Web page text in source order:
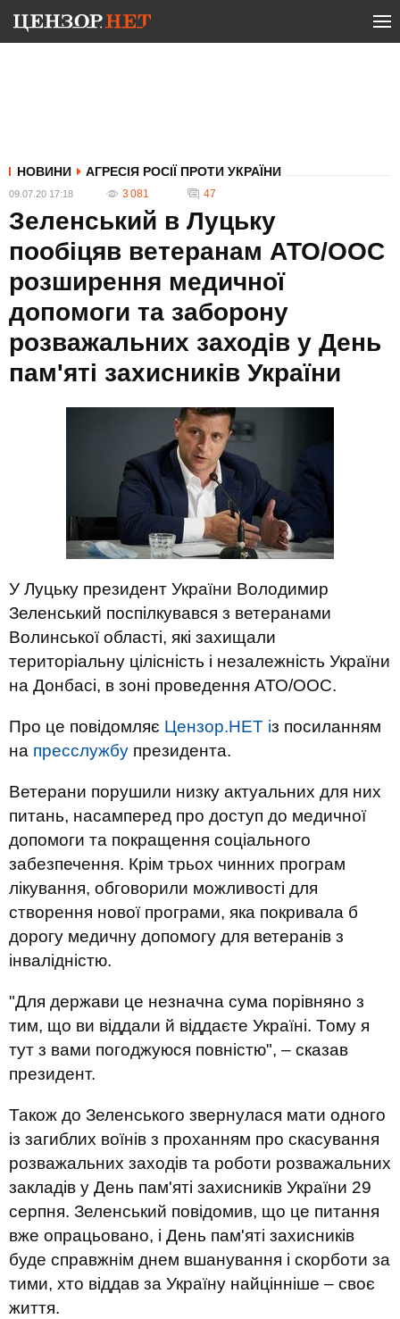
НОВИНИ АГРЕСІЯ РОСІЇ ПРОТИ УКРАЇНИ
09.07.20 17:18 3 081 47
Зеленський в Луцьку
пообіцяв ветеранам АТО/ООС
розширення медичної
допомоги та заборону
розважальних заходів у День
пам'яті захисників України
У Луцьку президент України Володимир
Зеленський поспілкувався з ветеранами
Волинської області, які захищали
територіальну цілісність і незалежність України
на Донбасі, в зоні проведення АТО/ООС.
Про це повідомляє Цензор.НЕТ із посиланням
на пресслужбу президента.
Ветерани порушили низку актуальних для них
питань, насамперед про доступ до медичної
допомоги та покращення соціального
забезпечення. Крім трьох чинних програм
лікування, обговорили можливості для
створення нової програми, яка покривала б
дорогу медичну допомогу для ветеранів з
інвалідністю.
"Для держави це незначна сума порівняно з
тим, що ви віддали й віддаєте Україні. Тому я
тут з вами погоджуюся повністю", – сказав
президент.
Також до Зеленського звернулася мати одного
із загиблих воїнів з проханням про скасування
розважальних заходів та роботи розважальних
закладів у День пам'яті захисників України 29
серпня. Зеленський повідомив, що це питання
вже опрацьовано, і День пам'яті захисників
буде справжнім днем вшанування і скорботи за
тими, хто віддав за Україну найцінніше – своє
життя.